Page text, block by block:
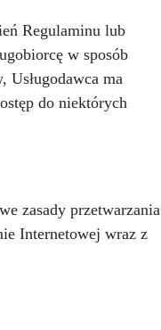
Regulaminu lub
w sposób
ma
do niektórych
zasady przetwarzania
Internetowej wraz z